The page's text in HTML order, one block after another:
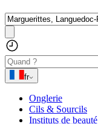
fr
Onglerie
Cils & Sourcils
Instituts de beauté